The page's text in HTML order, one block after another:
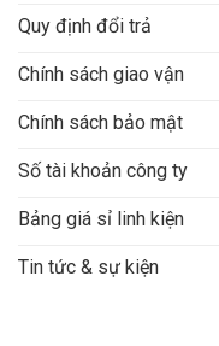
Quy định đổi trả
Chính sách giao vận
Chính sách bảo mật
Số tài khoản công ty
Bảng giá sỉ linh kiện
Tin tức & sự kiện